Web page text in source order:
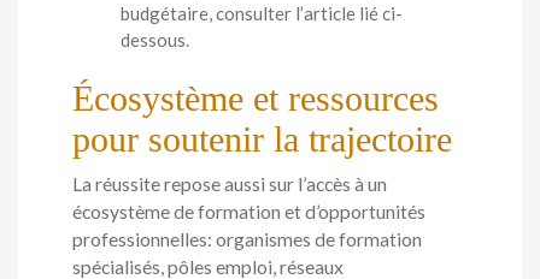
budgétaire, consulter l’article lié ci-
dessous.
Écosystème et ressources
pour soutenir la trajectoire
La réussite repose aussi sur l’accès à un
écosystème de formation et d’opportunités
professionnelles: organismes de formation
spécialisés, pôles emploi, réseaux